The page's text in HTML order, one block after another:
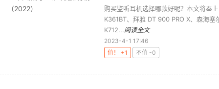
购买监听耳机选择哪款好呢？本文将奉
K361BT、拜雅 DT 900 PRO X、森海
K712...阅读全文
2023-4-1 17:46
值！ +1
不值 -0